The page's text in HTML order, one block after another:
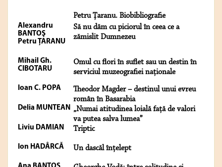
Petru Ţaranu. Biobibliografie
Alexandru
BANTOŞ
Petru ŢARANU
Să nu dăm cu piciorul în ceea ce a
zămislit Dumnezeu
Mihail Gh.
CIBOTARU
Omul cu flori în suflet sau un destin în
serviciul muzeografiei naţionale
Ioan C. POPA
Theodor Magder – destinul unui evreu
român în Basarabia
Delia MUNTEAN „Numai atitudinea loială față de valori
va putea salva lumea”
Liviu DAMIAN Triptic
Ion HADÂRCĂ Un dascăl înţelept